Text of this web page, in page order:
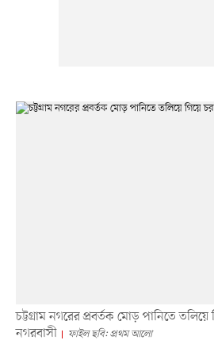
চট্টগ্রাম নগরের প্রবর্তক মোড় পানিতে
নগরবাসী
ফাইল ছবি: প্রথম আলো